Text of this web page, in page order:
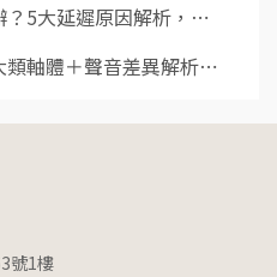
？5大延遲原因解析，⋯
類軸體＋聲音差異解析⋯
號1樓